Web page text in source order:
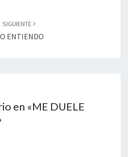
SIGUIENTE
ENTIENDO
en «ME DUELE